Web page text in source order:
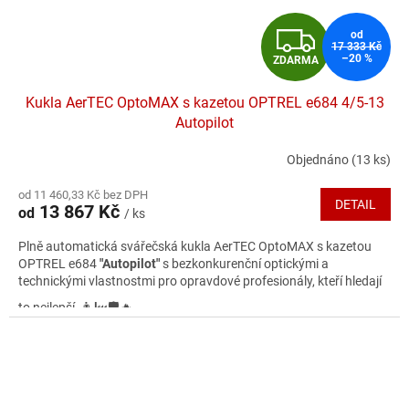
Z
D
A
R
M
A
ZDARMA
od
17 333 Kč
–20 %
Kukla AerTEC OptoMAX s kazetou OPTREL e684 4/5-13
Autopilot
produktu
je
z
5
hvězdiček.
Objednáno (13 ks)
od 11 460,33 Kč bez DPH
od 13 867 Kč / ks
DETAIL
Plně automatická svářečská kukla AerTEC OptoMAX s kazetou
OPTREL e684"Autopilot" s bezkonkurenční optickými a
technickými vlastnostmi pro opravdové profesionály, kteří hledají
to nejlepší 👨‍🏭🛡️🔥